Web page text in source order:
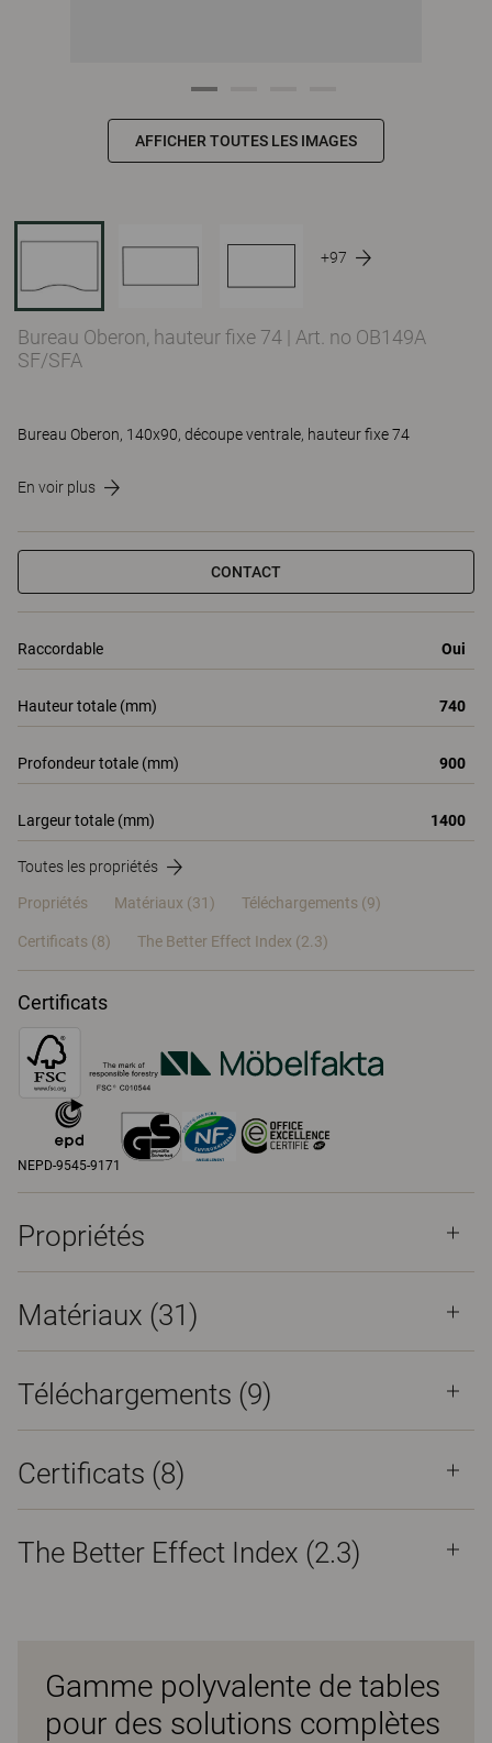
AFFICHER TOUTES LES IMAGES
+97
Bureau Oberon, hauteur fixe 74 | Art. no OB149A
SF/SFA
Bureau Oberon, 140x90, découpe ventrale, hauteur fixe 74
En voir plus
CONTACT
Raccordable Oui
Hauteur totale (mm) 740
Profondeur totale (mm) 900
Largeur totale (mm) 1400
Toutes les propriétés
Propriétés Matériaux (31) Téléchargements (9)
Certificats (8) The Better Effect Index (2.3)
Certificats
NEPD-9545-9171
Propriétés
Matériaux (31)
Téléchargements (9)
Certificats (8)
The Better Effect Index (2.3)
Gamme polyvalente de tables
pour des solutions complètes